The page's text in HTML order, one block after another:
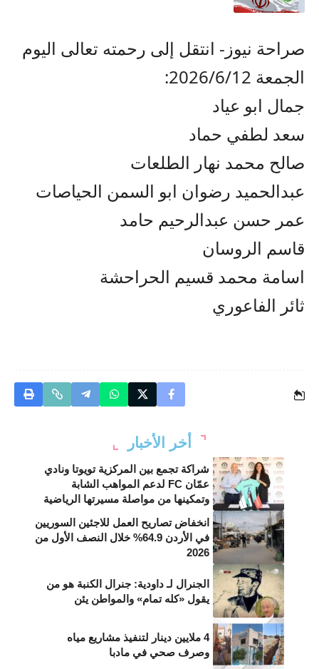
صراحة نيوز- انتقل إلى رحمته تعالى اليوم
الجمعة 2026/6/12:
جمال ابو عياد
سعد لطفي حماد
صالح محمد نهار الطلعات
عبدالحميد رضوان ابو السمن الحياصات
عمر حسن عبدالرحيم حامد
قاسم الروسان
اسامة محمد قسيم الحراحشة
ثائر الفاعوري
أخر الأخبار
شراكة تجمع بين المركزية تويوتا ونادي
عمّان FC لدعم المواهب الشابة
وتمكينها من مواصلة مسيرتها الرياضية
انخفاض تصاريح العمل للاجئين السوريين
في الأردن 64.9% خلال النصف الأول من
2026
الجنرال لـ داودية: جنرال الكنبة هو من
يقول «كله تمام» والمواطن يئن
4 ملايين دينار لتنفيذ مشاريع مياه
وصرف صحي في مادبا